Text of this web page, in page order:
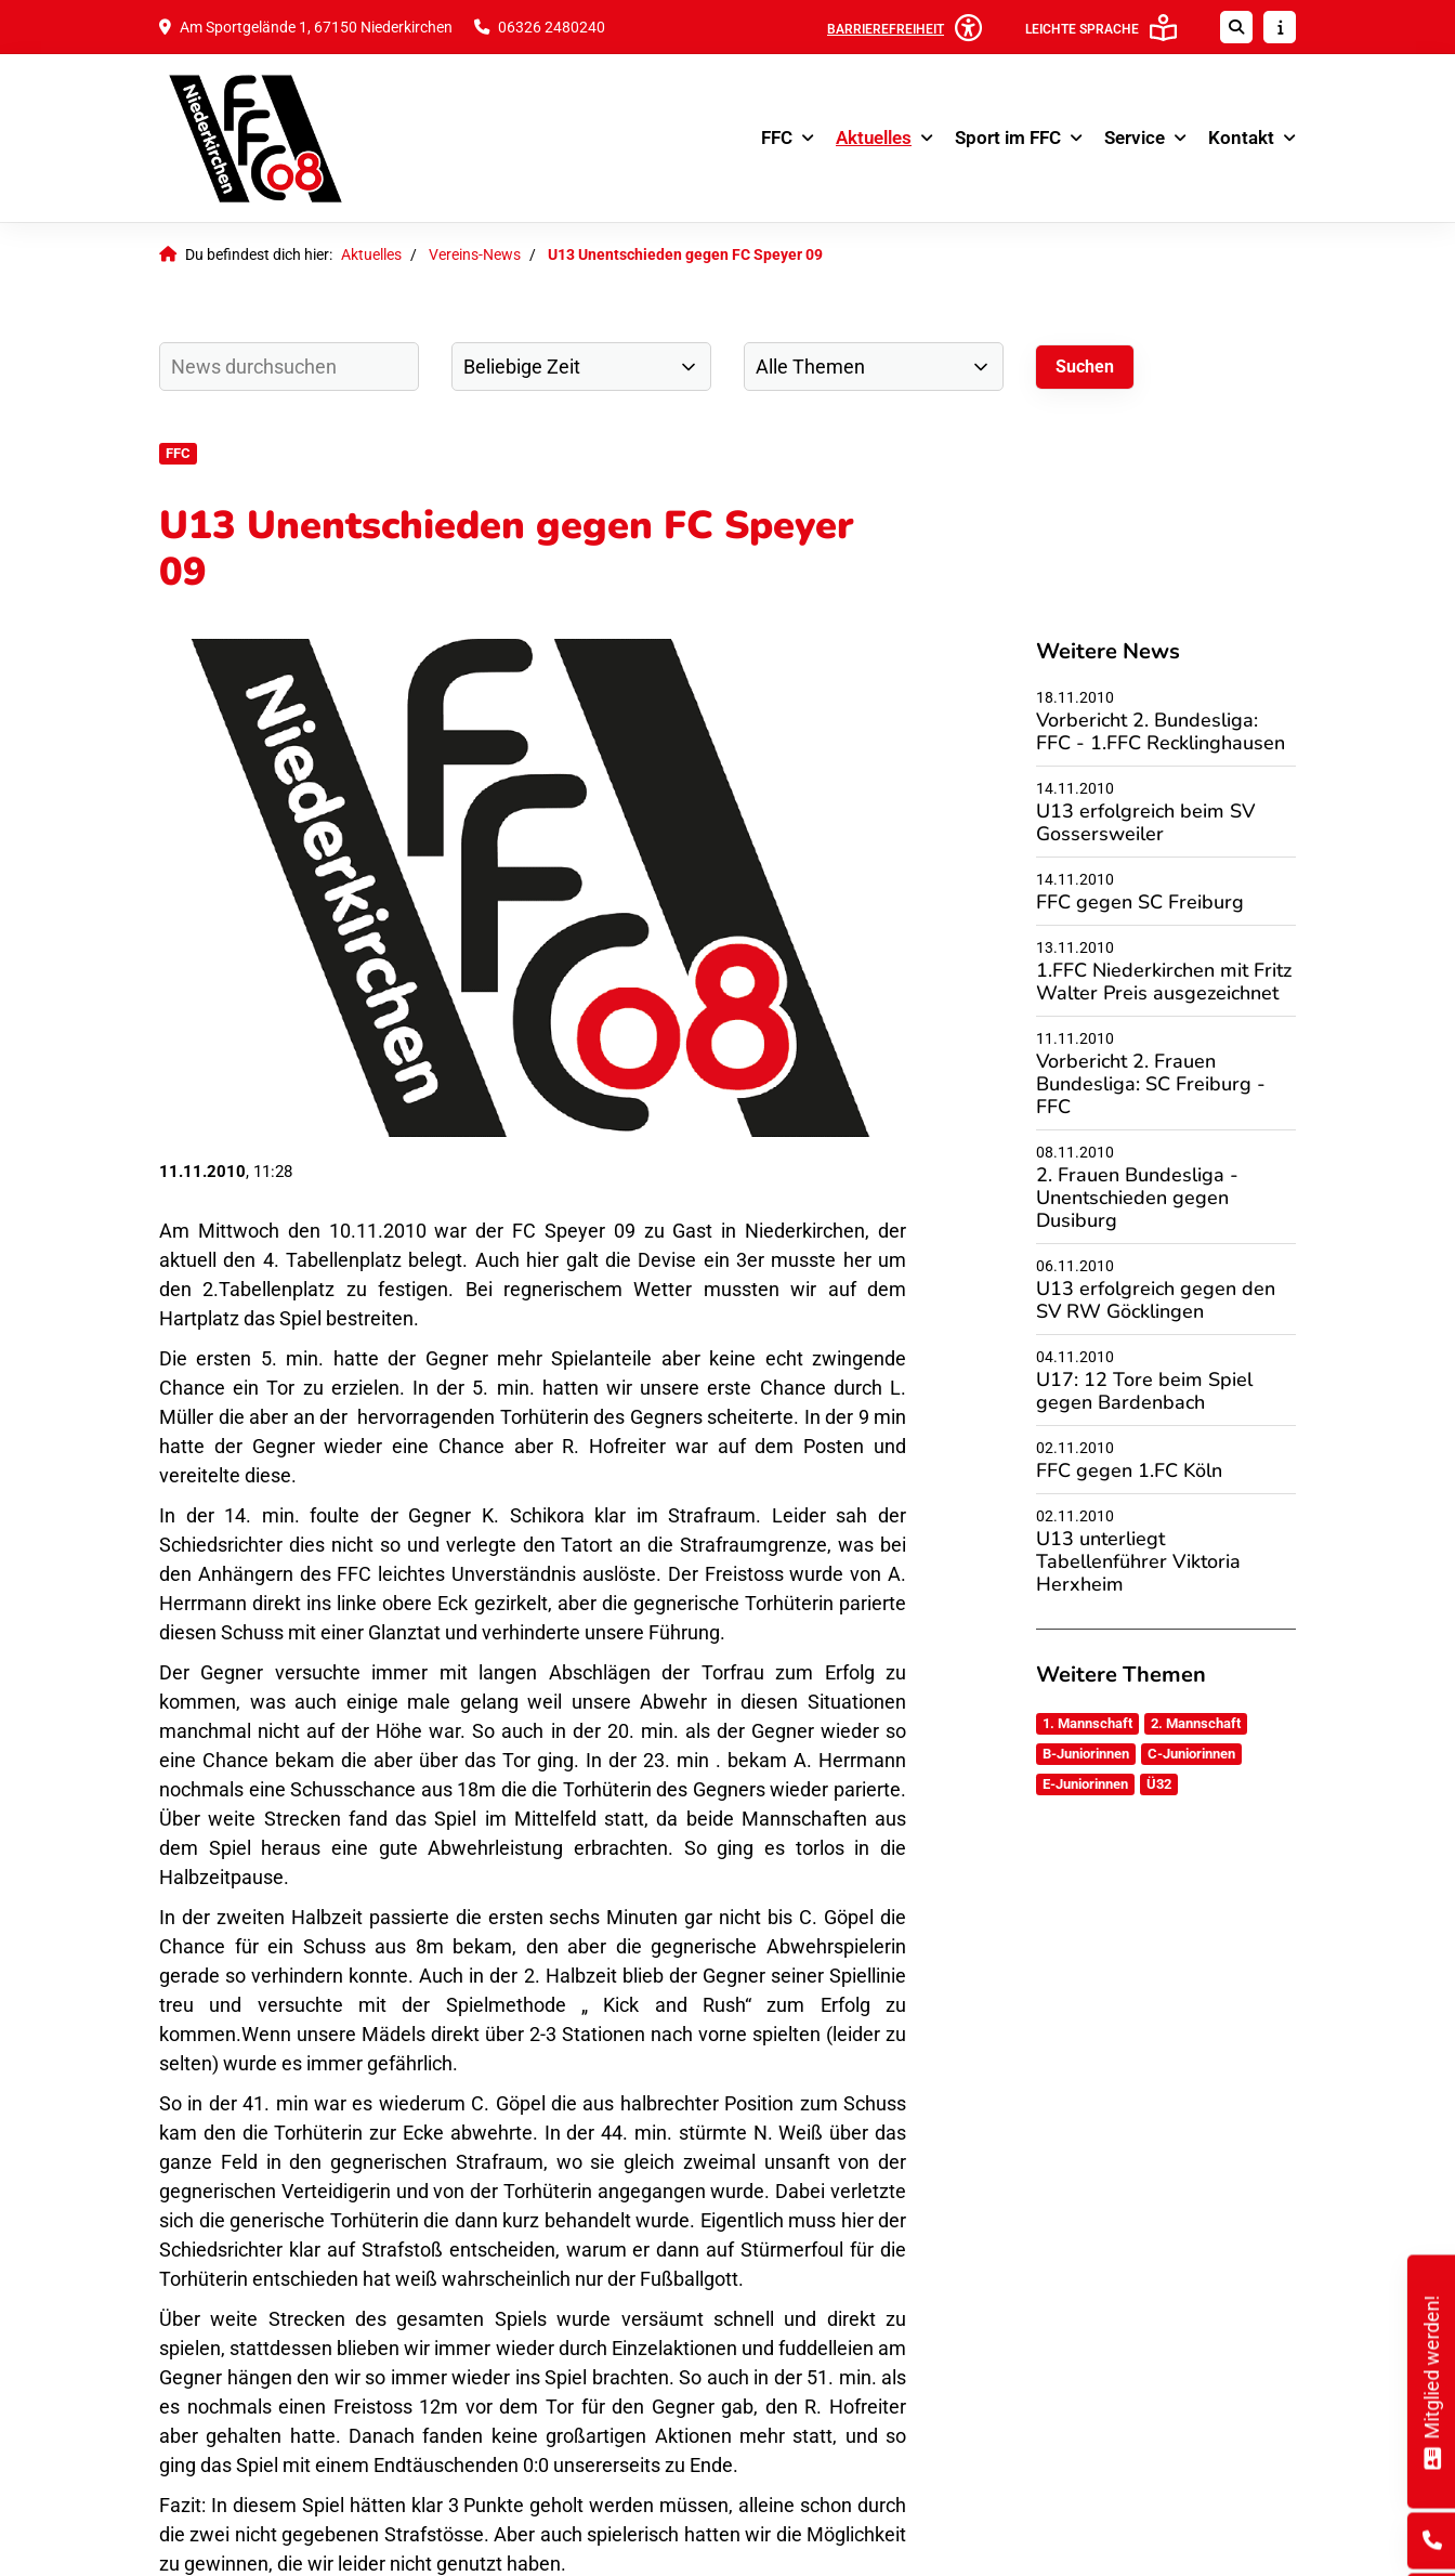
Am Sportgelände 1, 67150 Niederkirchen 06326 2480240 BARRIEREFREIHEIT LEICHTE SPRACHE
FFC Aktuelles Sport im FFC Service Kontakt
Du befindest dich hier: Aktuelles Vereins-News U13 Unentschieden gegen FC Speyer 09
FFC
U13 Unentschieden gegen FC Speyer
09
11.11.2010, 11:28
Am Mittwoch den 10.11.2010 war der FC Speyer 09 zu Gast in Niederkirchen, der
aktuell den 4. Tabellenplatz belegt. Auch hier galt die Devise ein 3er musste her um
den 2.Tabellenplatz zu festigen. Bei regnerischem Wetter mussten wir auf dem
Hartplatz das Spiel bestreiten.
Die ersten 5. min. hatte der Gegner mehr Spielanteile aber keine echt zwingende
Chance ein Tor zu erzielen. In der 5. min. hatten wir unsere erste Chance durch L.
Müller die aber an der hervorragenden Torhüterin des Gegners scheiterte. In der 9 min
hatte der Gegner wieder eine Chance aber R. Hofreiter war auf dem Posten und
vereitelte diese.
In der 14. min. foulte der Gegner K. Schikora klar im Strafraum. Leider sah der
Schiedsrichter dies nicht so und verlegte den Tatort an die Strafraumgrenze, was bei
den Anhängern des FFC leichtes Unverständnis auslöste. Der Freistoss wurde von A.
Herrmann direkt ins linke obere Eck gezirkelt, aber die gegnerische Torhüterin parierte
diesen Schuss mit einer Glanztat und verhinderte unsere Führung.
Der Gegner versuchte immer mit langen Abschlägen der Torfrau zum Erfolg zu
kommen, was auch einige male gelang weil unsere Abwehr in diesen Situationen
manchmal nicht auf der Höhe war. So auch in der 20. min. als der Gegner wieder so
eine Chance bekam die aber über das Tor ging. In der 23. min . bekam A. Herrmann
nochmals eine Schusschance aus 18m die die Torhüterin des Gegners wieder parierte.
Über weite Strecken fand das Spiel im Mittelfeld statt, da beide Mannschaften aus
dem Spiel heraus eine gute Abwehrleistung erbrachten. So ging es torlos in die
Halbzeitpause.
In der zweiten Halbzeit passierte die ersten sechs Minuten gar nicht bis C. Göpel die
Chance für ein Schuss aus 8m bekam, den aber die gegnerische Abwehrspielerin
gerade so verhindern konnte. Auch in der 2. Halbzeit blieb der Gegner seiner Spiellinie
treu und versuchte mit der Spielmethode „ Kick and Rush“ zum Erfolg zu
kommen.Wenn unsere Mädels direkt über 2-3 Stationen nach vorne spielten (leider zu
selten) wurde es immer gefährlich.
So in der 41. min war es wiederum C. Göpel die aus halbrechter Position zum Schuss
kam den die Torhüterin zur Ecke abwehrte. In der 44. min. stürmte N. Weiß über das
ganze Feld in den gegnerischen Strafraum, wo sie gleich zweimal unsanft von der
gegnerischen Verteidigerin und von der Torhüterin angegangen wurde. Dabei verletzte
sich die generische Torhüterin die dann kurz behandelt wurde. Eigentlich muss hier der
Schiedsrichter klar auf Strafstoß entscheiden, warum er dann auf Stürmerfoul für die
Torhüterin entschieden hat weiß wahrscheinlich nur der Fußballgott.
Über weite Strecken des gesamten Spiels wurde versäumt schnell und direkt zu
spielen, stattdessen blieben wir immer wieder durch Einzelaktionen und fuddelleien am
Gegner hängen den wir so immer wieder ins Spiel brachten. So auch in der 51. min. als
es nochmals einen Freistoss 12m vor dem Tor für den Gegner gab, den R. Hofreiter
aber gehalten hatte. Danach fanden keine großartigen Aktionen mehr statt, und so
ging das Spiel mit einem Endtäuschenden 0:0 unsererseits zu Ende.
Fazit: In diesem Spiel hätten klar 3 Punkte geholt werden müssen, alleine schon durch
die zwei nicht gegebenen Strafstösse. Aber auch spielerisch hatten wir die Möglichkeit
zu gewinnen, die wir leider nicht genutzt haben.
Weitere News
18.11.2010
Vorbericht 2. Bundesliga:
FFC - 1.FFC Recklinghausen
14.11.2010
U13 erfolgreich beim SV
Gossersweiler
14.11.2010
FFC gegen SC Freiburg
13.11.2010
1.FFC Niederkirchen mit Fritz
Walter Preis ausgezeichnet
11.11.2010
Vorbericht 2. Frauen
Bundesliga: SC Freiburg -
FFC
08.11.2010
2. Frauen Bundesliga -
Unentschieden gegen
Dusiburg
06.11.2010
U13 erfolgreich gegen den
SV RW Göcklingen
04.11.2010
U17: 12 Tore beim Spiel
gegen Bardenbach
02.11.2010
FFC gegen 1.FC Köln
02.11.2010
U13 unterliegt
Tabellenführer Viktoria
Herxheim
Weitere Themen
1. Mannschaft
2. Mannschaft
B-Juniorinnen
C-Juniorinnen
E-Juniorinnen
Ü32
Mitglied werden!